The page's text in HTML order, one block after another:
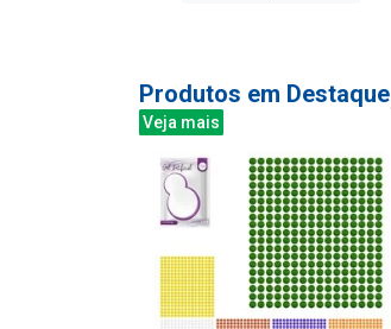
Produtos em Destaque
Veja mais